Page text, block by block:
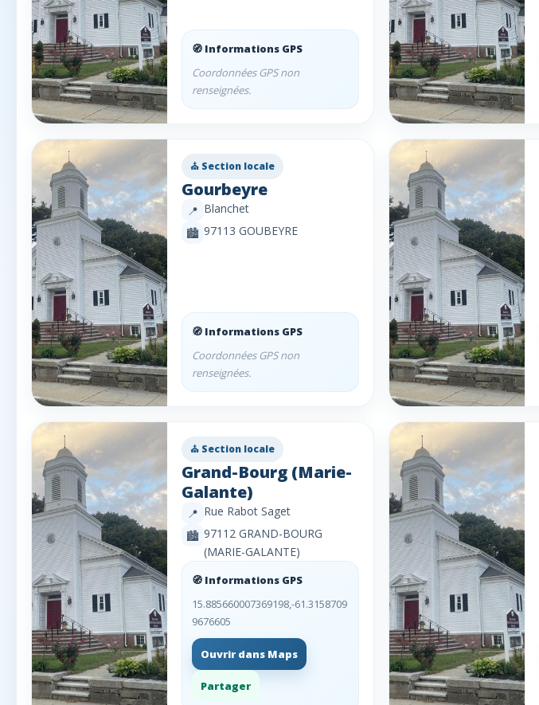
🧭 Informations GPS
Coordonnées GPS non
renseignées.
⛪ Section locale
Gourbeyre
📍 Blanchet
🏙️ 97113 GOUBEYRE
🧭 Informations GPS
Coordonnées GPS non
renseignées.
⛪ Section locale
Grand-Bourg (Marie-
Galante)
📍 Rue Rabot Saget
🏙️ 97112 GRAND-BOURG
(MARIE-GALANTE)
🧭 Informations GPS
15.885660007369198,-61.3158709
9676605
Ouvrir dans Maps
Partager